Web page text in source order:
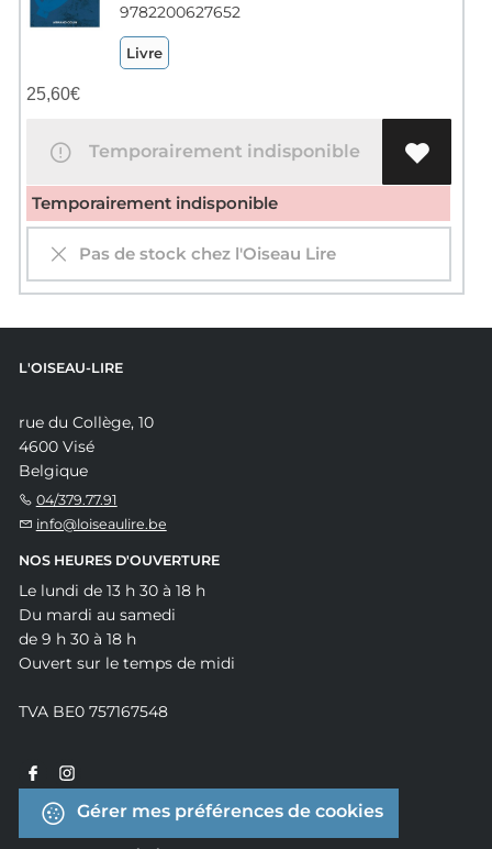
9782200627652
Livre
25,60€
Temporairement indisponible
Temporairement indisponible
Pas de stock chez l'Oiseau Lire
L'OISEAU-LIRE
rue du Collège, 10
4600 Visé
Belgique
04/379.77.91
info@loiseaulire.be
NOS HEURES D'OUVERTURE
Le lundi de 13 h 30 à 18 h
Du mardi au samedi
de 9 h 30 à 18 h
Ouvert sur le temps de midi
TVA BE0 757167548
Gérer mes préférences de cookies